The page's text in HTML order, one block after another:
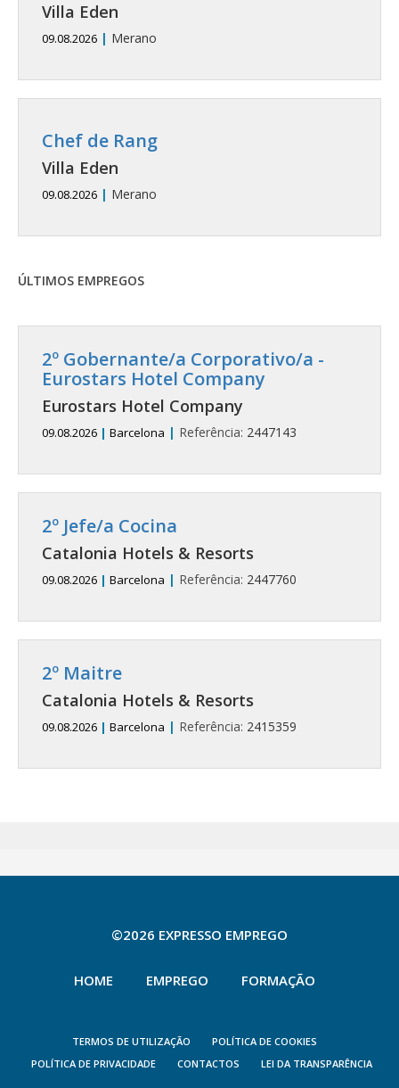
Villa Eden
09.08.2026 | Merano
Chef de Rang
Villa Eden
09.08.2026 | Merano
ÚLTIMOS EMPREGOS
2º Gobernante/a Corporativo/a -
Eurostars Hotel Company
Eurostars Hotel Company
09.08.2026 | Barcelona | Referência: 2447143
2º Jefe/a Cocina
Catalonia Hotels & Resorts
09.08.2026 | Barcelona | Referência: 2447760
2º Maitre
Catalonia Hotels & Resorts
09.08.2026 | Barcelona | Referência: 2415359
©2026 EXPRESSO EMPREGO
HOME EMPREGO FORMAÇÃO
TERMOS DE UTILIZAÇÃO
POLÍTICA DE COOKIES
POLÍTICA DE PRIVACIDADE
CONTACTOS LEI DA TRANSPARÊNCIA